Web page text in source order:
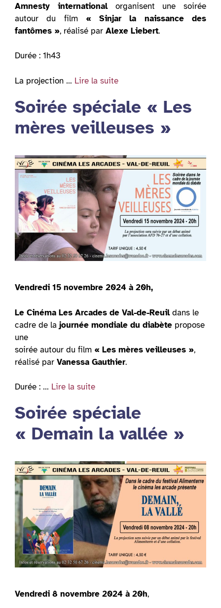
Amnesty internationalorganisent une soirée
autour du film « Sinjar la naissance des
fantômes », réalisé par Alexe Liebert.
Durée : 1h43
La projection … Lire la suite
Soirée spéciale « Les
mères veilleuses »
Vendredi 15 novembre 2024 à 20h,
Le Cinéma Les Arcades de Val-de-Reuildans le
cadre de la journée mondiale du diabète propose
une
soirée autour du film « Les mères veilleuses »,
réalisé par Vanessa Gauthier.
Durée : … Lire la suite
Soirée spéciale
« Demain la vallée »
Vendredi 8 novembre 2024 à 20h,